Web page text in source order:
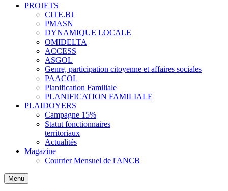
PROJETS
CITE.BJ
PMASN
DYNAMIQUE LOCALE
OMIDELTA
ACCESS
ASGOL
Genre, participation citoyenne et affaires sociales
PAACOL
Planification Familiale
PLANIFICATION FAMILIALE
PLAIDOYERS
Campagne 15%
Statut fonctionnaires
territoriaux
Actualités
Magazine
Courrier Mensuel de l'ANCB
Menu